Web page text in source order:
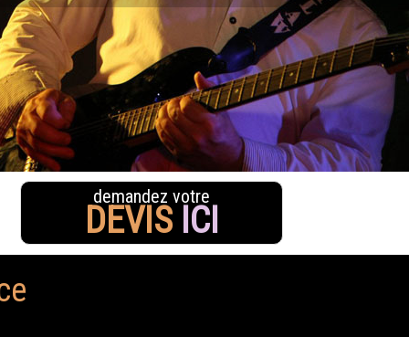
demandez votre
DEVIS ICI